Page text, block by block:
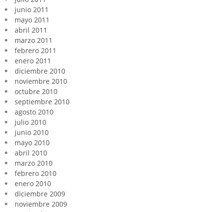
junio 2011
mayo 2011
abril 2011
marzo 2011
febrero 2011
enero 2011
diciembre 2010
noviembre 2010
octubre 2010
septiembre 2010
agosto 2010
julio 2010
junio 2010
mayo 2010
abril 2010
marzo 2010
febrero 2010
enero 2010
diciembre 2009
noviembre 2009